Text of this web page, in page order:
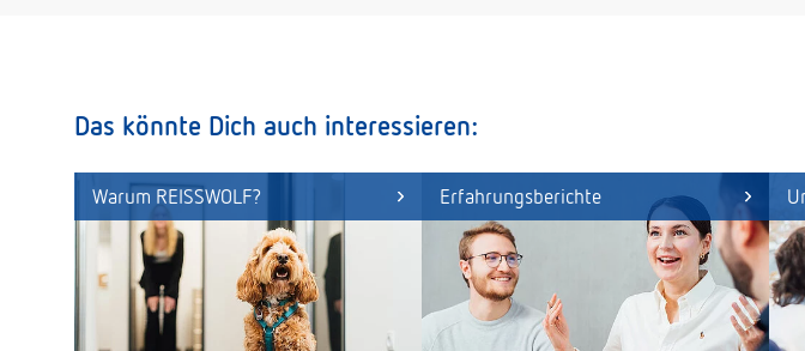
Das könnte Dich auch interessieren:
Warum REISSWOLF? Erfahrungsberichte